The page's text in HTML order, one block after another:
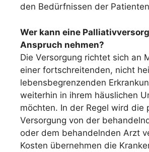
den Bedürfnissen der
Wer kann eine
Anspruch nehmen?
Die Versorgung richtet sich an
einer fortschreitenden, nicht
lebensbegrenzenden
weiterhin in ihrem häuslichen
möchten. In der Regel wird die
Versorgung von der
oder dem behandelnden Arzt
Kosten übernehmen die